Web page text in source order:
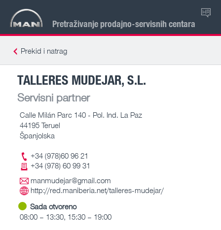
Pretraživanje prodajno-servisnih centara
HR
Prekid i natrag
TALLERES MUDEJAR, S.L.
Servisni partner
Calle Milán Parc 140 - Pol. Ind. La Paz
44195 Teruel
Španjolska
+34 (978)60 96 21
+34 (978) 60 99 31
manmudejar@gmail.com
http://red.maniberia.net/talleres-mudejar/
Sada otvoreno
08:00 – 13:30, 15:30 – 19:00